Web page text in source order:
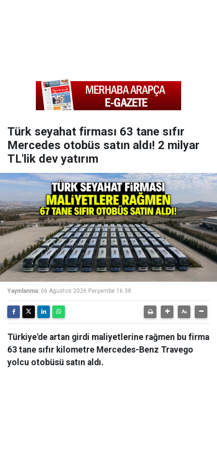
Türk seyahat firması 63 tane sıfır
Mercedes otobüs satın aldı! 2 milyar
TL'lik dev yatırım
Yayınlanma: 06 Ağustos 2026 Perşembe 16:38
Türkiye'de artan girdi maliyetlerine rağmen bu firma
63 tane sıfır kilometre Mercedes-Benz Travego
yolcu otobüsü satın aldı.